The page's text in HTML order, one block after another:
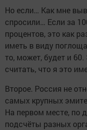
Но если… Как мне
спросили… Если за
процентов, это как
иметь в виду
то, может, будет и
считать, что я это
Второе. Россия не
самых крупных
На первом месте, по
подсчёты разных